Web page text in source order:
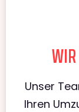
Unser
Ihren